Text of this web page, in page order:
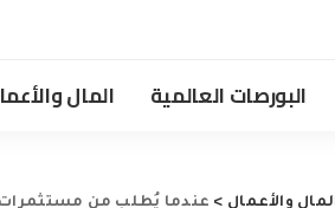
البورصات العالمية المال
والأعمال > عندما يُطلب من مستثمرات